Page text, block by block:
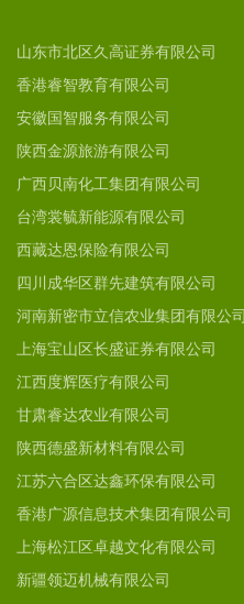
山东市北区久高证券有限公司
香港睿智教育有限公司
安徽国智服务有限公司
陕西金源旅游有限公司
广西贝南化工集团有限公司
台湾裳毓新能源有限公司
西藏达恩保险有限公司
四川成华区群先建筑有限公司
河南新密市立信农业集团有限公司
上海宝山区长盛证券有限公司
江西度辉医疗有限公司
甘肃睿达农业有限公司
陕西德盛新材料有限公司
江苏六合区达鑫环保有限公司
香港广源信息技术集团有限公司
上海松江区卓越文化有限公司
新疆领迈机械有限公司